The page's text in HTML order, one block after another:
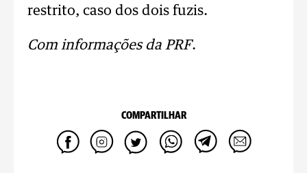
restrito, caso dos dois fuzis.
Com informações da PRF.
COMPARTILHAR